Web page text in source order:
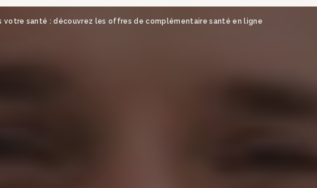
votre santé : découvrez les offres de complémentaire santé en ligne